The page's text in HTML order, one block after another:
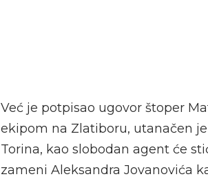
Već je potpisao ugovor štoper
ekipom na Zlatiboru, utanačen
Torina, kao slobodan agent će
zameni Aleksandra Jovanovića